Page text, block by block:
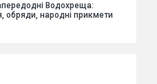
Водохреща:
обряди, народні прикмети